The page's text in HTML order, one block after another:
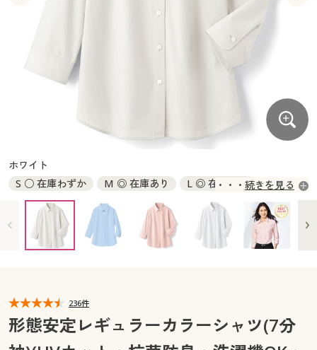
カーテン・ラグ・ファブリック
ジュニア・ティーンズ下着
大きいサイズ通販すべて
大きいサイズ レディース服
大きいサイズ メンズ
大きいサイズ 事務・制服
バーゲンセール
カタログ・チラシからのご注文
デジタルカタログ
カタログ無料プレゼント
マイページ
ジュニア・ティーンズ下着
大きいサイズ レディース服
大きいサイズ レディース下着
大きいサイズ メンズ
大きいサイズ 事務・制服
バーゲンセール
シークレットセール
商品カテゴリ一覧
カタログ
カタログ無料プレゼント
会員メニュー
閲覧履歴
お気に入り
ホワイト
S ○ 在庫わずか
M ◎ 在庫あり
L ◎ 在庫あり
LL × 完売
3L × 完売 4L ◎ 在庫あり
MT ◎ 在庫あり
LT ◎ 在庫あり
LLT × 完売
続きを見る
236件
形態安定レギュラーカラーシャツ(7分